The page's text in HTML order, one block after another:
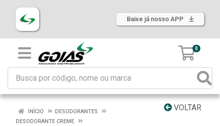
Baixe já nosso APP
0
VOLTAR
INÍCIO
DESODORANTES
DESODORANTE CREME